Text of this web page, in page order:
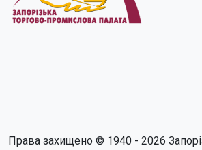
Права захищено © 1940 - 2026